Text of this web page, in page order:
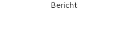
Bericht